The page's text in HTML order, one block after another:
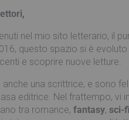
nel mio sito letterario, il
questo spazio si è
e scoprire nuove letture.
anche una scrittrice, e sono
editrice. Nel frattempo, vi
tra romance, fantasy, sci-fi